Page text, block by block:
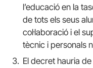
l’educació en la
de tots els seus
col·laboració i el
tècnic i personals
El decret hauria